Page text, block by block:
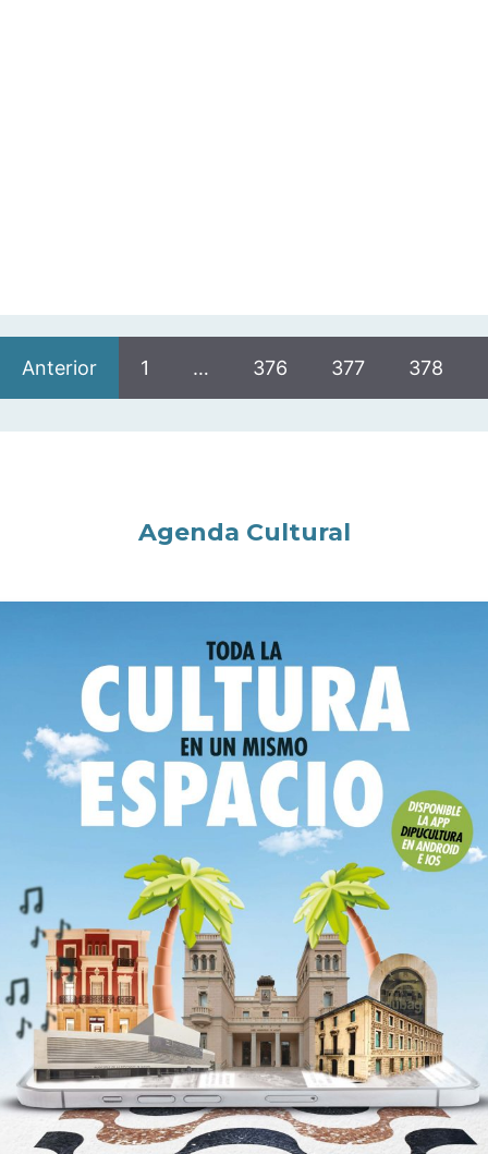
Anterior 1 … 376 377 378
Agenda Cultural